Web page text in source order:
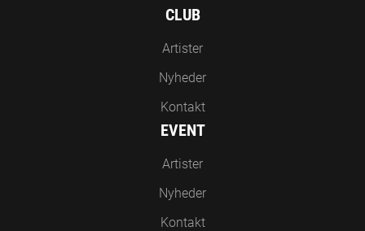
CLUB
Artister
Nyheder
Kontakt
EVENT
Artister
Nyheder
Kontakt